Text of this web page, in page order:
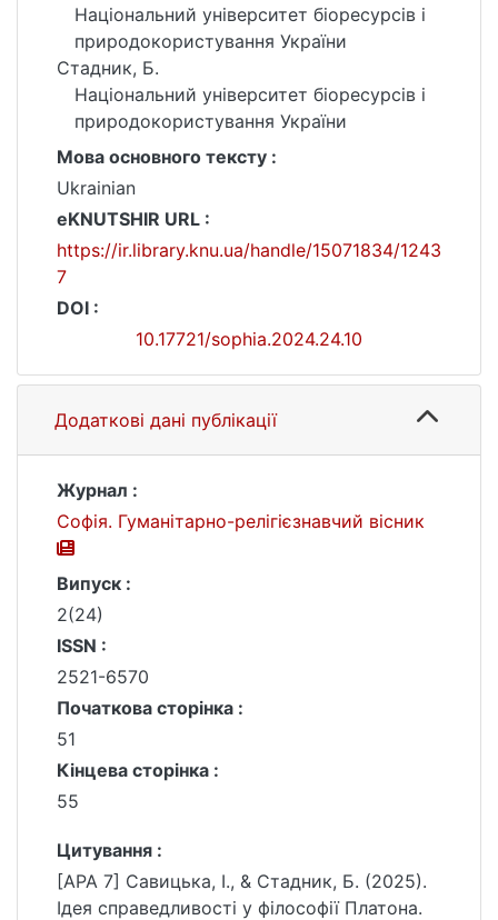
Національний університет біоресурсів і
природокористування України
Стадник, Б.
Національний університет біоресурсів і
природокористування України
Мова основного тексту :
Ukrainian
eKNUTSHIR URL :
https://ir.library.knu.ua/handle/15071834/1243
7
DOI :
10.17721/sophia.2024.24.10
Додаткові дані публікації
Журнал :
Софія. Гуманітарно-релігієзнавчий вісник
Випуск :
2(24)
ISSN :
2521-6570
Початкова сторінка :
51
Кінцева сторінка :
55
Цитування :
[APA 7] Савицька, І., & Стадник, Б. (2025).
Ідея справедливості у філософії Платона.